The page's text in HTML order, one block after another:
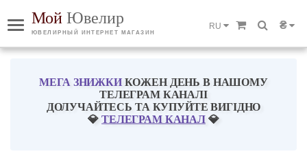
Мой Ювелир
ЮВЕЛИРНЫЙ ИНТЕРНЕТ МАГАЗИН
₴
RU
МЕГА ЗНИЖКИКОЖЕН ДЕНЬ В НАШОМУ
ТЕЛЕГРАМ КАНАЛІ
ДОЛУЧАЙТЕСЬ ТА КУПУЙТЕ ВИГІДНО
💎ТЕЛЕГРАМ КАНАЛ 💎